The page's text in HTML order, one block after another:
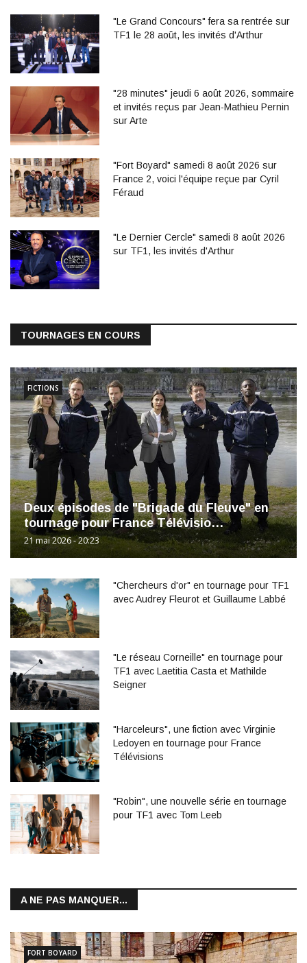
"Le Grand Concours" fera sa rentrée sur
TF1 le 28 août, les invités d'Arthur
"28 minutes" jeudi 6 août 2026, sommaire
et invités reçus par Jean-Mathieu Pernin
sur Arte
"Fort Boyard" samedi 8 août 2026 sur
France 2, voici l'équipe reçue par Cyril
Féraud
"Le Dernier Cercle" samedi 8 août 2026
sur TF1, les invités d'Arthur
TOURNAGES EN COURS
Deux épisodes de "Brigade du Fleuve" en
tournage pour France Télévisio…
21 mai 2026 - 20:23
FICTIONS
"Chercheurs d'or" en tournage pour TF1
avec Audrey Fleurot et Guillaume Labbé
"Le réseau Corneille" en tournage pour
TF1 avec Laetitia Casta et Mathilde
Seigner
"Harceleurs", une fiction avec Virginie
Ledoyen en tournage pour France
Télévisions
"Robin", une nouvelle série en tournage
pour TF1 avec Tom Leeb
A NE PAS MANQUER...
FORT BOYARD